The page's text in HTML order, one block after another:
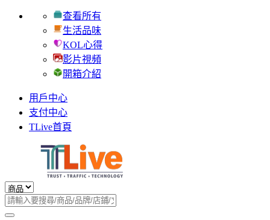
查看所有
生活品味
KOL心得
影片視頻
開箱介紹
用戶中心
支付中心
TLive首頁